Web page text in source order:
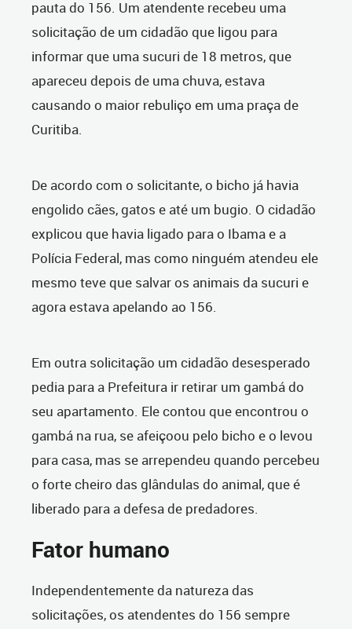
pauta do 156. Um atendente recebeu uma
solicitação de um cidadão que ligou para
informar que uma sucuri de 18 metros, que
apareceu depois de uma chuva, estava
causando o maior rebuliço em uma praça de
Curitiba.
De acordo com o solicitante, o bicho já havia
engolido cães, gatos e até um bugio. O cidadão
explicou que havia ligado para o Ibama e a
Polícia Federal, mas como ninguém atendeu ele
mesmo teve que salvar os animais da sucuri e
agora estava apelando ao 156.
Em outra solicitação um cidadão desesperado
pedia para a Prefeitura ir retirar um gambá do
seu apartamento. Ele contou que encontrou o
gambá na rua, se afeiçoou pelo bicho e o levou
para casa, mas se arrependeu quando percebeu
o forte cheiro das glândulas do animal, que é
liberado para a defesa de predadores.
Fator humano
Independentemente da natureza das
solicitações, os atendentes do 156 sempre